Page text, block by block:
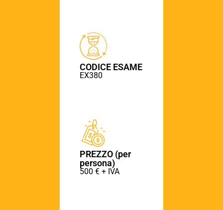
CODICE ESAME
EX380
PREZZO (per
persona)
500 € + IVA